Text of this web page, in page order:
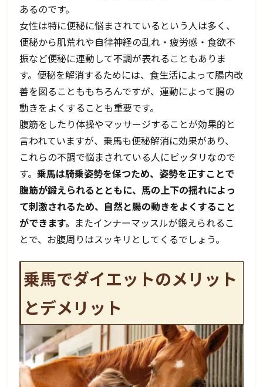
あるのです。
女性は特に便秘に悩まされているという人は多く、
便秘から肌荒れや自律神経の乱れ・疲労感・食欲不
振など便秘に連動して不調が表れることもありま
す。便秘を解消するためには、食生活によって腸内改
善を図ることももちろんですが、運動によって腸の
動きをよくすることも重要です。
腹筋をしたり体操やマッサージすることが効果的と
言われていますが、乗馬も便秘解消に効果があり、
これらの不調で悩まされている人にピッタリなので
す。乗馬は騎乗姿勢を保つため、姿勢を正すことで
腹筋が鍛えられるとともに、馬の上下の揺れによっ
て刺激されるため、自然と腸の動きをよくすること
ができます。 またインナーマッスルが鍛えられるこ
とで、お腹周りはスッキリとしてくるでしょう。
乗馬でダイエットのメリット
とデメリット